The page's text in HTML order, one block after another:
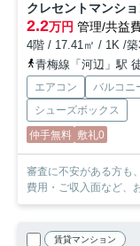
クレセントマンシ
2.2万円 管理/共益
4階 / 17.41㎡ / 1K /築
青梅線「河辺」駅
エアコン バルコニ
シューズボックス
仲手無料 敷礼0
審査に不安がある方も、ま
費用・ご収入面など、
賃貸マンション